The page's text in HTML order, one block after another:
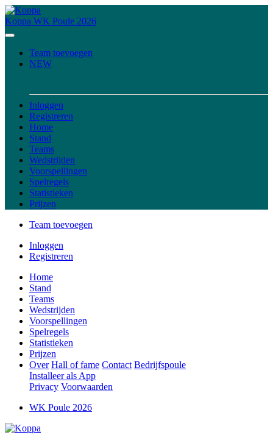
Koppa WK Poule 2026
Team toevoegen
NEW
Inloggen
Registreren
Home
Stand
Teams
Wedstrijden
Voorspellingen
Spelregels
Statistieken
Prijzen
Team toevoegen
Inloggen
Registreren
Home
Stand
Teams
Wedstrijden
Voorspellingen
Spelregels
Statistieken
Prijzen
Over Hall of fame Contact Bedrijfspoule
Installeer als App
Privacy Voorwaarden
WK Poule 2026